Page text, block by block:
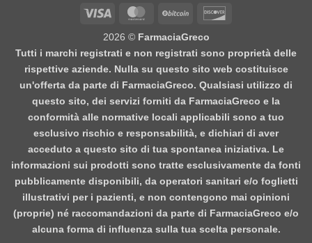
Visa MasterCardBitCoin
2026 © FarmaciaGreco
Tutti i marchi registrati e non registrati sono proprietà delle
rispettive aziende. Nulla su questo sito web costituisce
un'offerta da parte di FarmaciaGreco. Qualsiasi utilizzo di
questo sito, dei servizi forniti da FarmaciaGreco e la
conformità alle normative locali applicabili sono a tuo
esclusivo rischio e responsabilità, e dichiari di aver
acceduto a questo sito di tua spontanea iniziativa. Le
informazioni sui prodotti sono tratte esclusivamente da fonti
pubblicamente disponibili, da operatori sanitari e/o foglietti
illustrativi per i pazienti, e non contengono mai opinioni
(proprie) né raccomandazioni da parte di FarmaciaGreco e/o
alcuna forma di influenza sulla tua scelta personale.